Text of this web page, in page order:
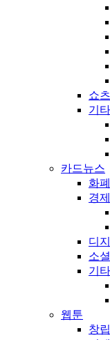
쇼츠
기
카드뉴스
화
경
디
소
기
웹툰
창